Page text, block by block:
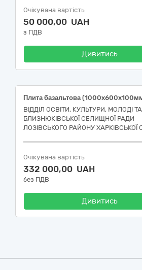
Очікувана вартість
50 000,00 UAH
з ПДВ
Дивитись
ВІДДІЛ ОСВІТИ, КУЛЬТУРИ, МОЛОДІ
БЛИЗНЮКІВСЬКОЇ СЕЛИЩНОЇ РАДИ
ЛОЗІВСЬКОГО РАЙОНУ ХАРКІВСЬКОЇ
Очікувана вартість
332 000,00 UAH
без ПДВ
Дивитись